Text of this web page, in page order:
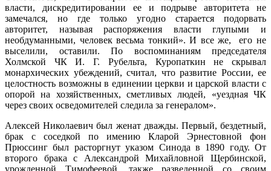
власти, дискредитировании ее и подрыве авторитета не
замечался, но где только угодно старается подорвать
авторитет, называя распоряжения власти глупыми и
необдуманными, человек весьма тонкий». И все же, его не
выселили, оставили. По воспоминаниям председателя
Холмской ЧК И. Г. Рубельта, Куропаткин не скрывал
монархических убеждений, считал, что развитие России, ее
целостность возможны в единении церкви и царской власти с
опорой на хозяйственных, сметливых людей, «уездная ЧК
через своих осведомителей следила за генералом».
Алексей Николаевич был женат дважды. Первый, бездетный,
брак с соседкой по имению Кларой Эрнестовной фон
Прюссинг был расторгнут указом Синода в 1890 году. От
второго брака с Александрой Михайловной Щербинской,